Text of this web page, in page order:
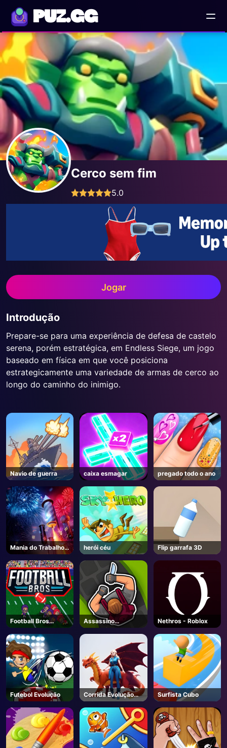
PUZ.GG
AD
Cerco sem fim
5.0
Jogar
Introdução
Prepare-se para uma experiência de defesa de castelo
serena, porém estratégica, em Endless Siege, um jogo
baseado em física em que você posiciona
estrategicamente uma variedade de armas de cerco ao
longo do caminho do inimigo.
Navio de guerra caixa esmagar pregado todo o ano
Mania do Trabalho
do Fogo
herói céu Flip garrafa 3D
Football Bros
Unblocked
Assassino
Assassino
Nethros - Roblox
Futebol Evolução
Corrida Evolução
Animal
Surfista Cubo